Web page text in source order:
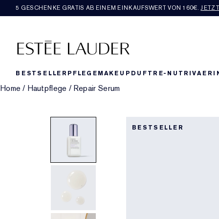
5 GESCHENKE GRATIS AB EINEM EINKAUFSWERT VON 160€​.
BESTSELLER PFLEGEMAKEUP DUFT RE-NUTRIV
Home / Hautpflege / Repair Serum
BESTSELLER